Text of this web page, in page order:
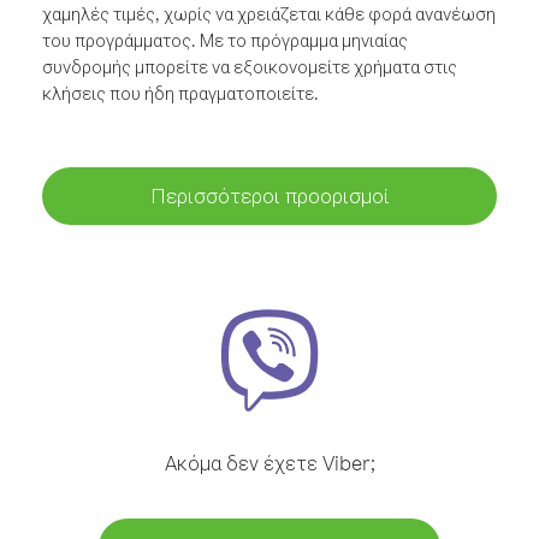
χαμηλές τιμές, χωρίς να χρειάζεται κάθε φορά ανανέωση
του προγράμματος. Με το πρόγραμμα μηνιαίας
συνδρομής μπορείτε να εξοικονομείτε χρήματα στις
κλήσεις που ήδη πραγματοποιείτε.
Περισσότεροι προορισμοί
Ακόμα δεν έχετε Viber;